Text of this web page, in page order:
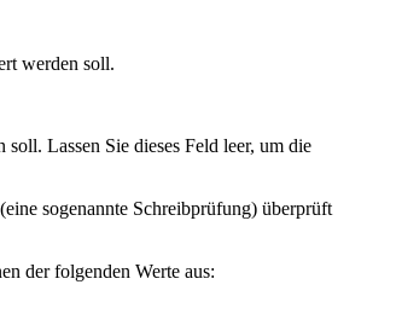
werden soll.
Lassen Sie dieses Feld leer, um die
sogenannte Schreibprüfung) überprüft
der folgenden Werte aus: